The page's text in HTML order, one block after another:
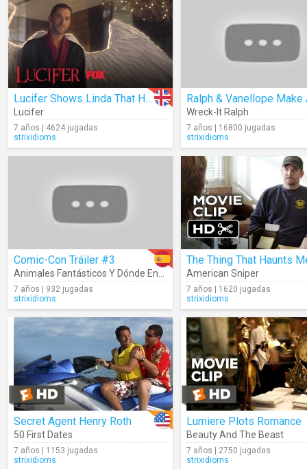
Lucifer Shows Linda That His Wings Have Grown Back
Lucifer
7 años | 4624 jugadas
strixidioms
Wreck-It Ralph
7 años | 16800 jugadas
strixidioms
Comic-Con Tráiler #3
7 años | 932 jugadas
strixidioms
The Thing That Haunts
American Sniper
7 años | 1620 jugadas
strixidioms
Secret Agent Henry Roth
50 First Dates
7 años | 1153 jugadas
strixidioms
Lumiere Plots Romance
Beauty And The Beast
7 años | 2750 jugadas
strixidioms